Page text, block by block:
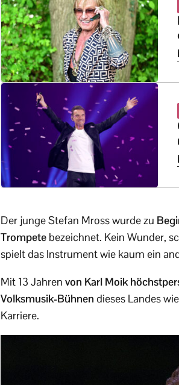
Der junge Stefan Mross wurde zu
Trompete bezeichnet. Kein Wunder,
spielt das Instrument wie kaum ein
Mit 13 Jahren von Karl Moik
Volksmusik-Bühnen dieses Landes
Karriere.